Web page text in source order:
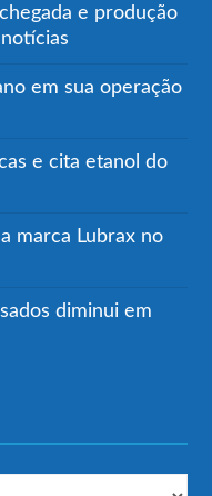
e produção
em sua operação
e cita etanol do
marca Lubrax no
diminui em